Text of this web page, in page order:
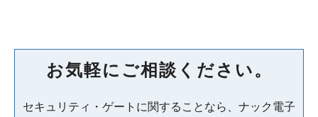
お気軽にご相談ください。
セキュリティ・ゲートに関することなら、ナック電子